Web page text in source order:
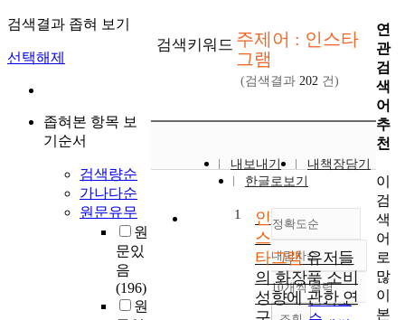
검색결과 좁혀 보기
선택해제
좁혀본 항목 보
기순서
검색량순
가나다순
원문유무
원
문있
음
(196)
원
검색키워드 주제어 : 인스타
그램
(검색결과 202 건)
내보내기
내책장담기
한글로보기
정확도순
정확도
순
인기도
내림차순
내림차순
10개씩 출력
1
인
스
타그램유저들
의 화장품 소비
성향에 관한 연
연
관
검
색
어
추
천
이
검
색
어
로
많
이
본